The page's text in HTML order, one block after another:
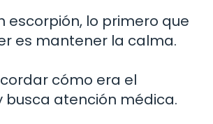
escorpión, lo primero que
es mantener la calma.
cómo era el
busca atención médica.